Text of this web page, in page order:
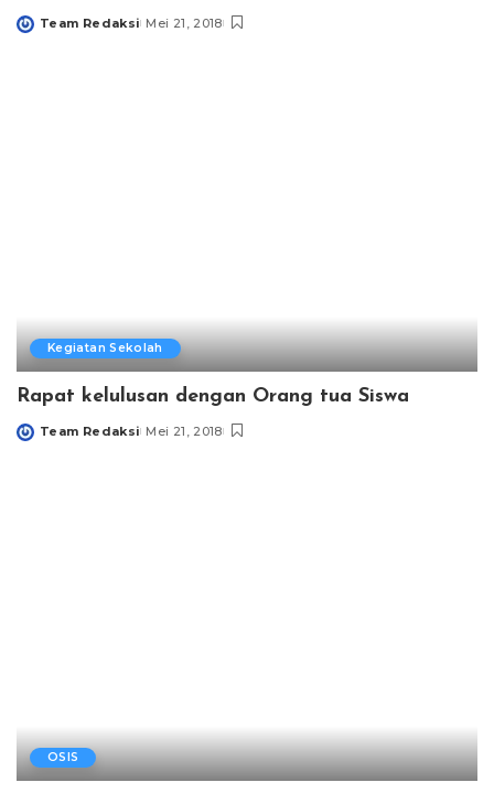
Posted
Team Redaksi Mei 21, 2018
Kegiatan Sekolah
Rapat kelulusan dengan Orang tua Siswa
Posted
Team Redaksi Mei 21, 2018
OSIS